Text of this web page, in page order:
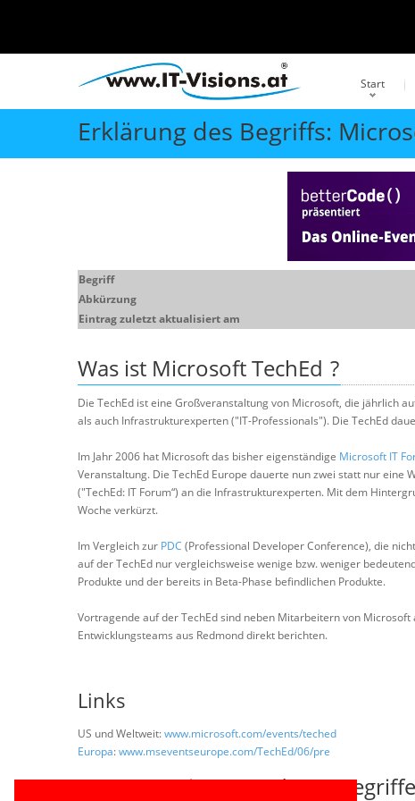
Start
Erklärung des Begriffs:
Begriff
Abkürzung
Eintrag zuletzt aktualisiert am
Was ist Microsoft TechEd ?
Die TechEd ist eine Großveranstaltung von Microsoft, die jährlich
als auch Infrastrukturexperten ("IT-Professionals"). Die TechEd
Im Jahr 2006 hat Microsoft das bisher eigenständige Microsoft IT
Veranstaltung. Die TechEd Europe dauerte nun zwei statt nur eine
("TechEd: IT Forum“) an die Infrastrukturexperten. Mit dem
Woche verkürzt.
Im Vergleich zur PDC (Professional Developer Conference), die
auf der TechEd nur vergleichsweise wenige bzw. weniger
Produkte und der bereits in Beta-Phase befindlichen Produkte.
Vortragende auf der TechEd sind neben Mitarbeitern von
Entwicklungsteams aus Redmond direkt berichten.
Links
US und Weltweit:www.microsoft.com/events/teched
Europa:www.mseventseurope.com/TechEd/06/pre
Querverweise zu anderen